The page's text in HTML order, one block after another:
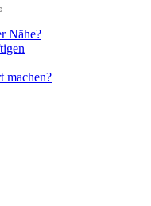
Nähe?
machen?